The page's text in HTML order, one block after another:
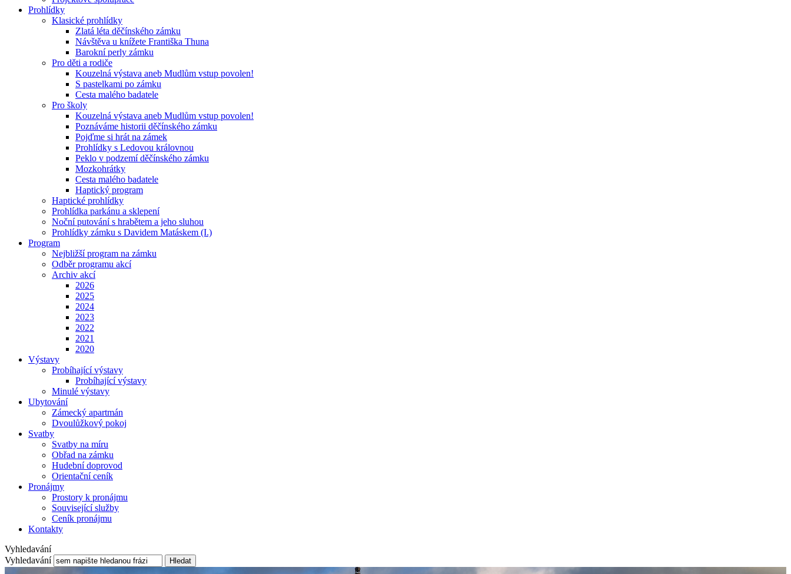
Prohlídky
Klasické prohlídky
Zlatá léta děčínského zámku
Návštěva u knížete Františka Thuna
Barokní perly zámku
Pro děti a rodiče
Kouzelná výstava aneb Mudlům vstup povolen!
S pastelkami po zámku
Cesta malého badatele
Pro školy
Kouzelná výstava aneb Mudlům vstup povolen!
Poznáváme historii děčínského zámku
Pojďme si hrát na zámek
Prohlídky s Ledovou královnou
Peklo v podzemí děčínského zámku
Mozkohrátky
Cesta malého badatele
Haptický program
Haptické prohlídky
Prohlídka parkánu a sklepení
Noční putování s hrabětem a jeho sluhou
Prohlídky zámku s Davidem Matáskem (I.)
Program
Nejbližší program na zámku
Odběr programu akcí
Archiv akcí
2026
2025
2024
2023
2022
2021
2020
Výstavy
Probíhající výstavy
Probíhající výstavy
Minulé výstavy
Ubytování
Zámecký apartmán
Dvoulůžkový pokoj
Svatby
Svatby na míru
Obřad na zámku
Hudební doprovod
Orientační ceník
Pronájmy
Prostory k pronájmu
Související služby
Ceník pronájmu
Kontakty
Vyhledavání
Vyhledavání
Hledat